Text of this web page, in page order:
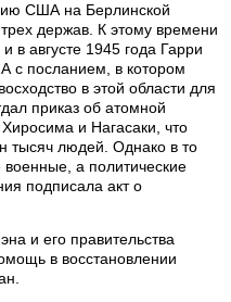
США на Берлинской
держав. К этому времени
августе 1945 года Гарри
с посланием, в котором
в этой области для
приказ об атомной
и Нагасаки, что
тысяч людей. Однако в то
а политические
подписала акт о
и его правительства
в восстановлении